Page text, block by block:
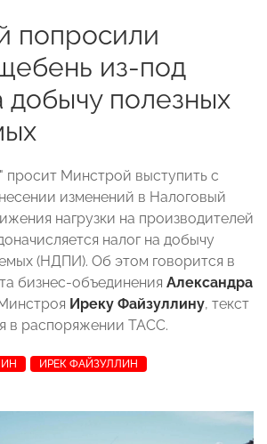
попросили
из-под
добычу полезных
Минстрой выступить с
изменений в Налоговый
нагрузки на производителей
налог на добычу
(НДПИ). Об этом говорится в
бизнес-объединения Александра
Иреку Файзуллину, текст
в распоряжении ТАСС.
ИРЕК ФАЙЗУЛЛИН